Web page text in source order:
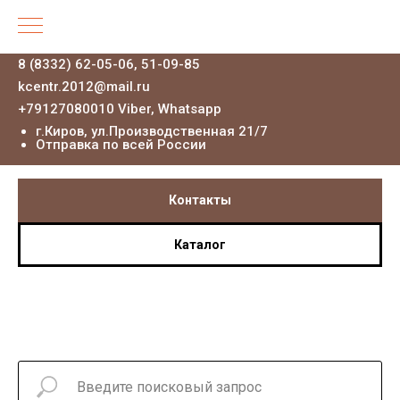
8 (8332) 62-05-06, 51-09-85
kcentr.2012@mail.ru
+79127080010 Viber, Whatsapp
г.Киров, ул.Производственная 21/7
Отправка по всей России
Контакты
Каталог